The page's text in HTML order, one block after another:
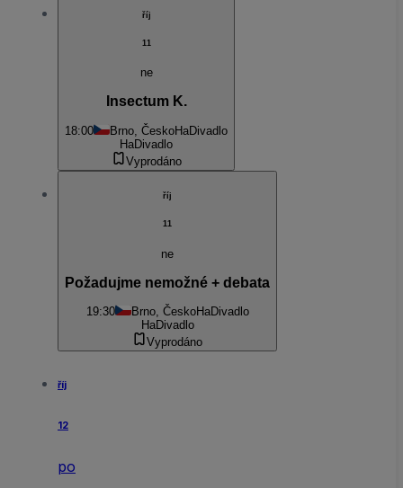
říj
11
ne
Insectum K.
18:00 Brno, ČeskoHaDivadlo
HaDivadlo
Vyprodáno
říj
11
ne
Požadujme nemožné + debata
19:30 Brno, ČeskoHaDivadlo
HaDivadlo
Vyprodáno
říj
12
po